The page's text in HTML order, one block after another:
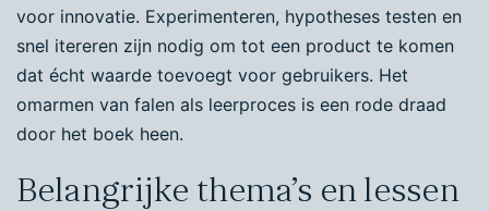
voor innovatie. Experimenteren, hypotheses testen en
snel itereren zijn nodig om tot een product te komen
dat écht waarde toevoegt voor gebruikers. Het
omarmen van falen als leerproces is een rode draad
door het boek heen.
Belangrijke thema’s en lessen